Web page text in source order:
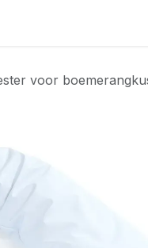
voor